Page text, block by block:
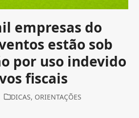
empresas do
estão sob
por uso indevido
fiscais
DICAS, ORIENTAÇÕES